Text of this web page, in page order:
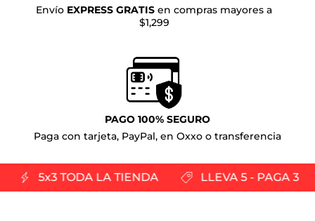
Envío EXPRESS GRATIS en compras mayores a
$1,299
PAGO 100% SEGURO
Paga con tarjeta, PayPal, en Oxxo o transferencia
5x3 TODA LA TIENDA LLEVA 5 - PAGA 3